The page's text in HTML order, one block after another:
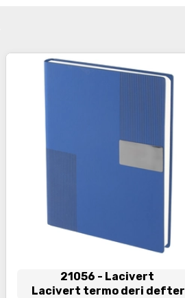
21056 - Lacivert
Lacivert termo deri defter